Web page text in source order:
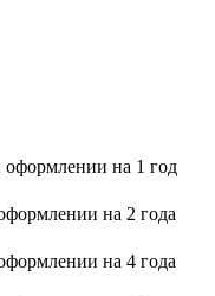
оформлении на 1 год
на 2 года
на 4 года